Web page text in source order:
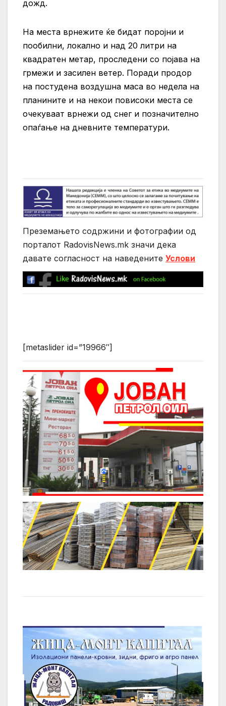
дожд.
На места врнежите ќе бидат поројни и
пообилни, локално и над 20 литри на
квадратен метар, проследени со појава на
грмежи и засилен ветер. Поради продор
на постудена воздушна маса во недела на
планините и на некои повисоки места се
очекуваат врнежи од снег и позначително
опаѓање на дневните температури.
Преземањето содржини и фотографии од
порталот RadovisNews.mk значи дека
давате согласност на нaведените Услови
[metaslider id=”19966″]